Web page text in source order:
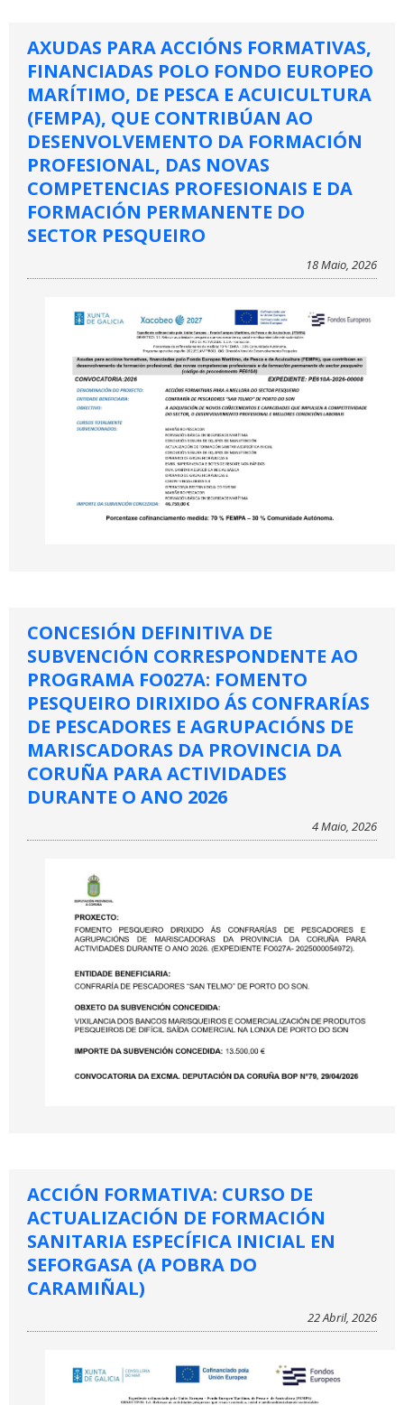
AXUDAS PARA ACCIÓNS FORMATIVAS,
FINANCIADAS POLO FONDO EUROPEO
MARÍTIMO, DE PESCA E ACUICULTURA
(FEMPA), QUE CONTRIBÚAN AO
DESENVOLVEMENTO DA FORMACIÓN
PROFESIONAL, DAS NOVAS
COMPETENCIAS PROFESIONAIS E DA
FORMACIÓN PERMANENTE DO
SECTOR PESQUEIRO
18 Maio, 2026
CONCESIÓN DEFINITIVA DE
SUBVENCIÓN CORRESPONDENTE AO
PROGRAMA FO027A: FOMENTO
PESQUEIRO DIRIXIDO ÁS CONFRARÍAS
DE PESCADORES E AGRUPACIÓNS DE
MARISCADORAS DA PROVINCIA DA
CORUÑA PARA ACTIVIDADES
DURANTE O ANO 2026
4 Maio, 2026
ACCIÓN FORMATIVA: CURSO DE
ACTUALIZACIÓN DE FORMACIÓN
SANITARIA ESPECÍFICA INICIAL EN
SEFORGASA (A POBRA DO
CARAMIÑAL)
22 Abril, 2026